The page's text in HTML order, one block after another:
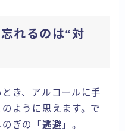
れるのは“対
き、アルコールに手
ように思えます。で
ぎの
「逃避」。